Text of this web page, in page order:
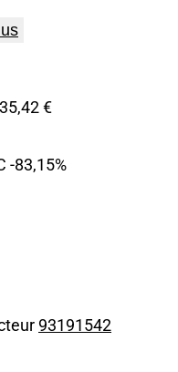
€
-83,15%
93191542